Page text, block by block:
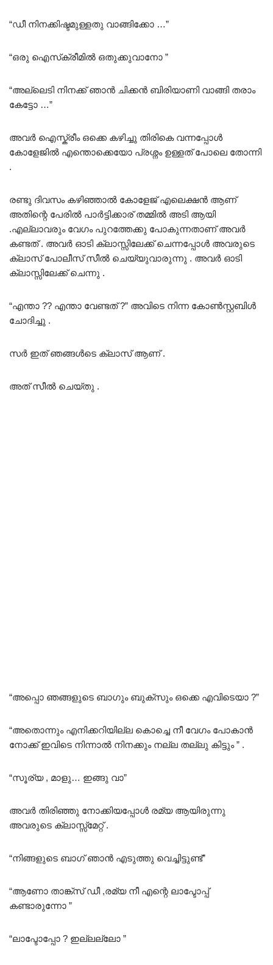
“ഡീ നിനക്കിഷ്ടമുള്ളതു വാങ്ങിക്കോ …”
“ഒരു ഐസ്‌ക്രീമിൽ ഒതുക്കുവാനോ ”
“അല്ലെടി നിനക്ക് ഞാൻ ചിക്കൻ ബിരിയാണി വാങ്ങി തരാം
കേട്ടോ …”
അവർ ഐസ്ക്രീം ഒക്കെ കഴിച്ചു തിരികെ വന്നപ്പോൾ
കോളേജിൽ എന്തൊക്കെയോ പ്രശ്നം ഉള്ളത് പോലെ തോന്നി
.
രണ്ടു ദിവസം കഴിഞ്ഞാൽ കോളേജ് എലെക്ഷൻ ആണ്
അതിന്റെ പേരിൽ പാർട്ടിക്കാര് തമ്മിൽ അടി ആയി
.എല്ലാവരും വേഗം പുറത്തേക്കു പോകുന്നതാണ് അവർ
കണ്ടത് . അവർ ഓടി ക്ലാസ്സിലേക്ക് ചെന്നപ്പോൾ അവരുടെ
ക്ലാസ് പോലീസ് സീൽ ചെയ്യുവാരുന്നു . അവർ ഓടി
ക്ലാസ്സിലേക്ക് ചെന്നു .
“എന്താ ?? എന്താ വേണ്ടത് ?” അവിടെ നിന്ന കോൺസ്റ്റബിൾ
ചോദിച്ചു .
സർ ഇത് ഞങ്ങൾടെ ക്ലാസ് ആണ് .
അത് സീൽ ചെയ്തു .
“അപ്പൊ ഞങ്ങളുടെ ബാഗും ബുക്‌സും ഒക്കെ എവിടെയാ ?”
“അതൊന്നും എനിക്കറിയില്ല കൊച്ചെ നീ വേഗം പോകാൻ
നോക്ക് ഇവിടെ നിന്നാൽ നിനക്കും നല്ല തല്ലു കിട്ടും ” .
“സൂര്യ , മാളു… ഇങ്ങു വാ”
അവർ തിരിഞ്ഞു നോക്കിയപ്പോൾ രമ്യ ആയിരുന്നു
അവരുടെ ക്ലാസ്സ്‌മേറ്റ് .
“നിങ്ങളുടെ ബാഗ് ഞാൻ എടുത്തു വെച്ചിട്ടുണ്ട്”
“ആണോ താങ്ക്സ് ഡീ ,രമ്യ നീ എന്റെ ലാപ്ടോപ്പ്
കണ്ടാരുന്നോ ”
“ലാപ്ടോപ്പോ ? ഇല്ലല്ലോ ”